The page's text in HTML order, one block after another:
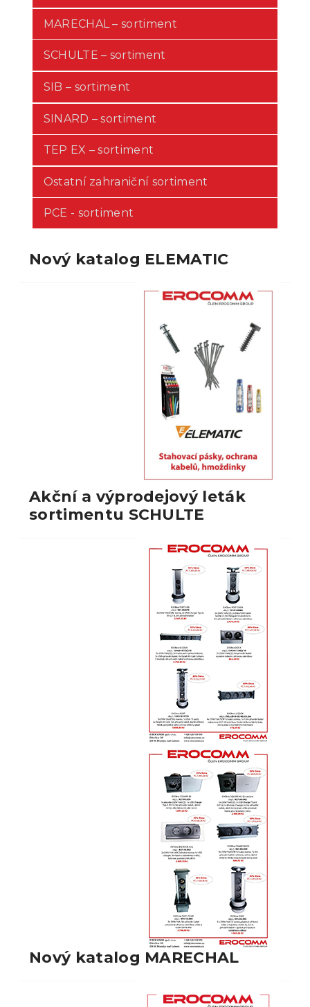
MARECHAL – sortiment
SCHULTE – sortiment
SIB – sortiment
SINARD – sortiment
TEP EX – sortiment
Ostatní zahraniční sortiment
PCE - sortiment
Nový katalog ELEMATIC
Akční a výprodejový leták
sortimentu SCHULTE
Nový katalog MARECHAL